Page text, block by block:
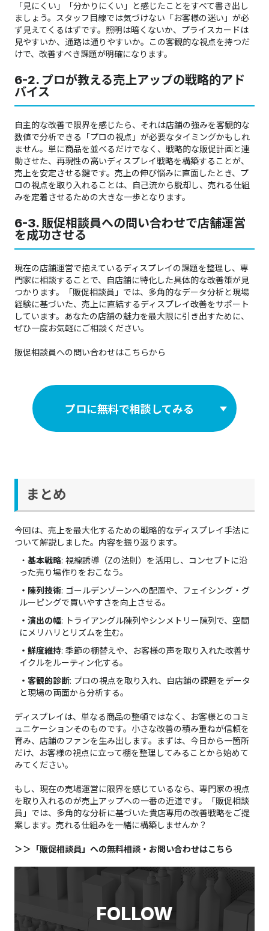
「見にくい」「分かりにくい」と感じたことをすべて書き出し
ましょう。スタッフ目線では気づけない「お客様の迷い」が必
ず見えてくるはずです。照明は暗くないか、プライスカードは
見やすいか、通路は通りやすいか。この客観的な視点を持つだ
けで、改善すべき課題が明確になります。
6-2. プロが教える売上アップの戦略的アド
バイス
自主的な改善で限界を感じたら、それは店舗の強みを客観的な
数値で分析できる「プロの視点」が必要なタイミングかもしれ
ません。単に商品を並べるだけでなく、戦略的な販促計画と連
動させた、再現性の高いディスプレイ戦略を構築することが、
売上を安定させる鍵です。売上の伸び悩みに直面したとき、プ
ロの視点を取り入れることは、自己流から脱却し、売れる仕組
みを定着させるための大きな一歩となります。
6-3. 販促相談員への問い合わせで店舗運営
を成功させる
現在の店舗運営で抱えているディスプレイの課題を整理し、専
門家に相談することで、自店舗に特化した具体的な改善策が見
つかります。「販促相談員」では、多角的なデータ分析と現場
経験に基づいた、売上に直結するディスプレイ改善をサポート
しています。あなたの店舗の魅力を最大限に引き出すために、
ぜひ一度お気軽にご相談ください。​​​​​​​​​​​​​​​​​​​​​
販促相談員への問い合わせはこちらから​​​​​​
プロに無料で相談してみる
まとめ
今回は、売上を最大化するための戦略的なディスプレイ手法に
ついて解説しました。内容を振り返ります。
・基本戦略: 視線誘導（Zの法則）を活用し、コンセプトに沿
った売り場作りをおこなう。
・陳列技術: ゴールデンゾーンへの配置や、フェイシング・グ
ルーピングで買いやすさを向上させる。
・演出の幅: トライアングル陳列やシンメトリー陳列で、空間
にメリハリとリズムを生む。
・鮮度維持: 季節の棚替えや、お客様の声を取り入れた改善サ
イクルをルーティン化する。
・客観的診断: プロの視点を取り入れ、自店舗の課題をデータ
と現場の両面から分析する。
ディスプレイは、単なる商品の整頓ではなく、お客様とのコミ
ュニケーションそのものです。小さな改善の積み重ねが信頼を
育み、店舗のファンを生み出します。まずは、今日から一箇所
だけ、お客様の視点に立って棚を整理してみることから始めて
みてください。
もし、現在の売場運営に限界を感じているなら、専門家の視点
を取り入れるのが売上アップへの一番の近道です。「販促相談
員」では、多角的な分析に基づいた貴店専用の改善戦略をご提
案します。売れる仕組みを一緒に構築しませんか？
＞＞「販促相談員」への無料相談・お問い合わせはこちら
FOLLOW